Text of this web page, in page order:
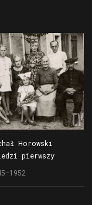
Horowski
pierwszy